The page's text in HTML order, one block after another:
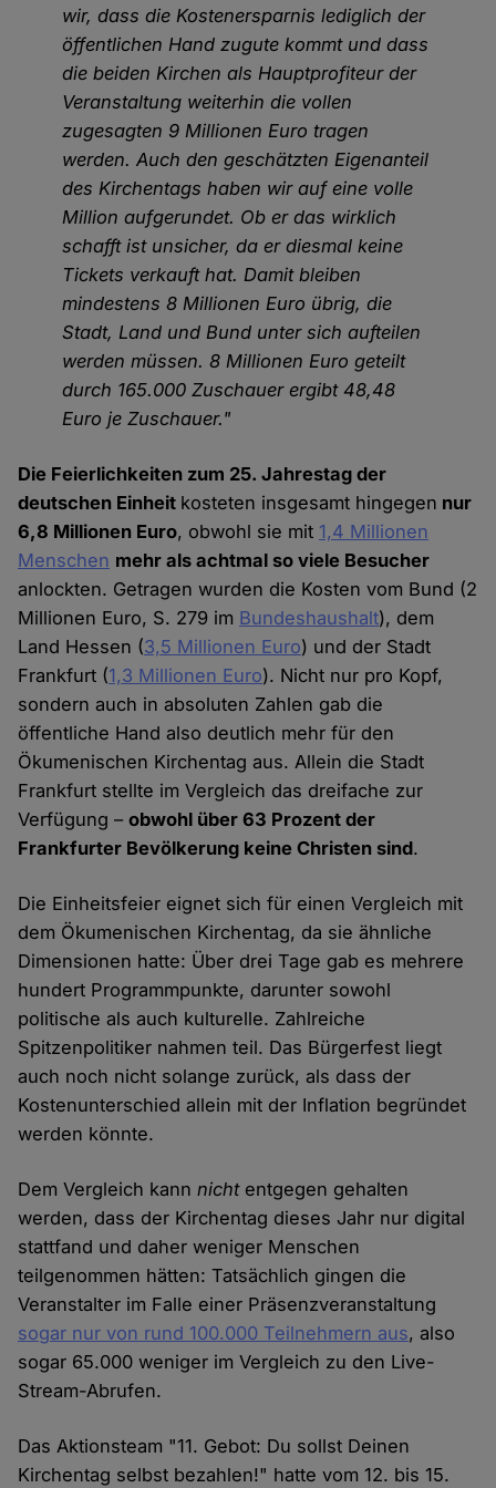
wir, dass die Kostenersparnis lediglich der
öffentlichen Hand zugute kommt und dass
die beiden Kirchen als Hauptprofiteur der
Veranstaltung weiterhin die vollen
zugesagten 9 Millionen Euro tragen
werden. Auch den geschätzten Eigenanteil
des Kirchentags haben wir auf eine volle
Million aufgerundet. Ob er das wirklich
schafft ist unsicher, da er diesmal keine
Tickets verkauft hat. Damit bleiben
mindestens 8 Millionen Euro übrig, die
Stadt, Land und Bund unter sich aufteilen
werden müssen. 8 Millionen Euro geteilt
durch 165.000 Zuschauer ergibt 48,48
Euro je Zuschauer."
Die Feierlichkeiten zum 25. Jahrestag der
deutschen Einheit kosteten insgesamt hingegen nur
6,8 Millionen Euro, obwohl sie mit 1,4 Millionen
Menschen mehr als achtmal so viele Besucher
anlockten. Getragen wurden die Kosten vom Bund (2
Millionen Euro, S. 279 im Bundeshaushalt), dem
Land Hessen (3,5 Millionen Euro) und der Stadt
Frankfurt (1,3 Millionen Euro). Nicht nur pro Kopf,
sondern auch in absoluten Zahlen gab die
öffentliche Hand also deutlich mehr für den
Ökumenischen Kirchentag aus. Allein die Stadt
Frankfurt stellte im Vergleich das dreifache zur
Verfügung –obwohl über 63 Prozent der
Frankfurter Bevölkerung keine Christen sind.
Die Einheitsfeier eignet sich für einen Vergleich mit
dem Ökumenischen Kirchentag, da sie ähnliche
Dimensionen hatte: Über drei Tage gab es mehrere
hundert Programmpunkte, darunter sowohl
politische als auch kulturelle. Zahlreiche
Spitzenpolitiker nahmen teil. Das Bürgerfest liegt
auch noch nicht solange zurück, als dass der
Kostenunterschied allein mit der Inflation begründet
werden könnte.
Dem Vergleich kannnichtentgegen gehalten
werden, dass der Kirchentag dieses Jahr nur digital
stattfand und daher weniger Menschen
teilgenommen hätten: Tatsächlich gingen die
Veranstalter im Falle einer Präsenzveranstaltung
sogar nur von rund 100.000 Teilnehmern aus, also
sogar 65.000 weniger im Vergleich zu den Live-
Stream-Abrufen.
Das Aktionsteam "11. Gebot: Du sollst Deinen
Kirchentag selbst bezahlen!" hatte vom 12. bis 15.